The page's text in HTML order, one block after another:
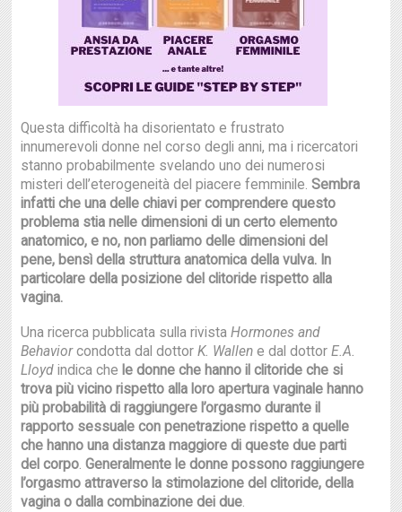
Questa difficoltà ha disorientato e frustrato
innumerevoli donne nel corso degli anni, ma i ricercatori
stanno probabilmente svelando uno dei numerosi
misteri dell’eterogeneità del piacere femminile.Sembra
infatti che una delle chiavi per comprendere questo
problema stia nelle dimensioni di un certo elemento
anatomico, e no, non parliamo delle dimensioni del
pene, bensì della struttura anatomica della vulva. In
particolare della posizione del clitoride rispetto alla
vagina.
Una ricerca pubblicata sulla rivistaHormones and
Behaviorcondotta dal dottorK. Wallen e dal dottorE.A.
Lloydindica che le donne che hanno il clitoride che si
trova più vicino rispetto alla loro apertura vaginale hanno
più probabilità di raggiungere l’orgasmo durante il
rapporto sessuale con penetrazione rispetto a quelle
che hanno una distanza maggiore di queste due parti
del corpo.Generalmente le donne possono raggiungere
l’orgasmo attraverso la stimolazione del clitoride, della
vagina o dalla combinazione dei due.